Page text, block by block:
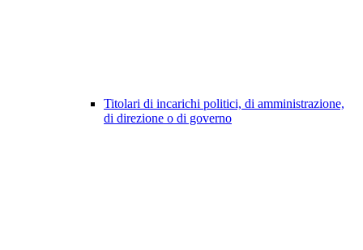
Titolari di incarichi politici, di amministrazione,
di direzione o di governo